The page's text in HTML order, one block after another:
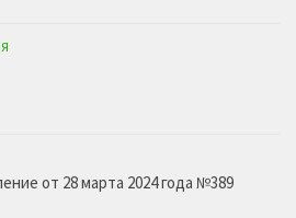
от 28 марта 2024 года №389